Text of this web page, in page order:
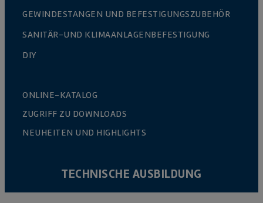
GEWINDESTANGEN UND BEFESTIGUNGSZUBEHÖR
SANITÄR-UND KLIMAANLAGENBEFESTIGUNG
DIY
ONLINE-KATALOG
ZUGRIFF ZU DOWNLOADS
NEUHEITEN UND HIGHLIGHTS
TECHNISCHE AUSBILDUNG